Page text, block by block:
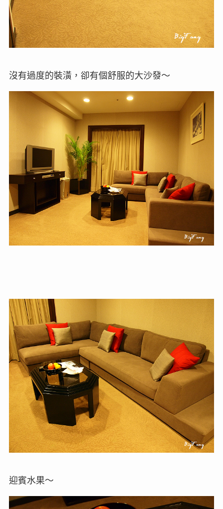
沒有過度的裝潢，卻有個舒服的大沙發～
迎賓水果～